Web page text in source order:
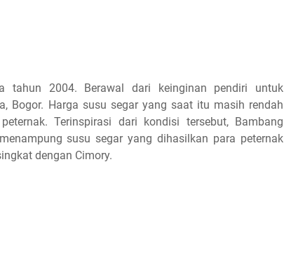
tahun 2004. Berawal dari keinginan pendiri untuk
Bogor. Harga susu segar yang saat itu masih rendah
Terinspirasi dari kondisi tersebut, Bambang
susu segar yang dihasilkan para peternak
dengan Cimory.